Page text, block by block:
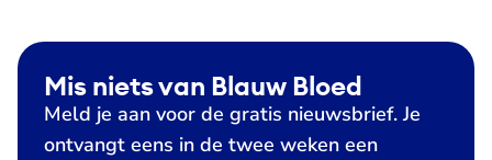
Mis niets van Blauw Bloed
Meld je aan voor de gratis nieuwsbrief. Je
ontvangt eens in de twee weken een